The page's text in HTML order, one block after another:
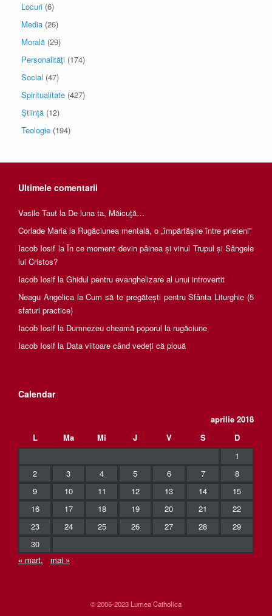
Locuri (6)
Media (26)
Morală (29)
Personalităţi (174)
Social (47)
Spiritualitate (427)
Ştiinţă (12)
Teologie (194)
Ultimele comentarii
Vasile Taut la De luna ta, Măicuţă…
Corlade Maria la Rugăciunea mentală, o „împărtăşire între prieteni”
Iacob Iosif la În ce moment devin pâinea și vinul Trupul și Sângele
lui Cristos?
Iacob Iosif la Ghidul pentru evanghelizare al unui introvertit
Neagu AngelicalaCum să te pregătești pentru Sfânta Liturghie (5
sfaturi practice)
Iacob Iosif la Dumnezeu cheamă poporul la rugăciune
Iacob Iosif la Data viitoare când vedeți că plouă
Calendar
aprilie 2018
L
Ma Mi J V S
D
1
2
3 4 5 6 7
8
9
10 11 12 13 14
15
16
17 18 19 20 21
22
23
24 25 26 27 28
29
30
« mart.
mai »
© 2006-2023 Lumea Catholica